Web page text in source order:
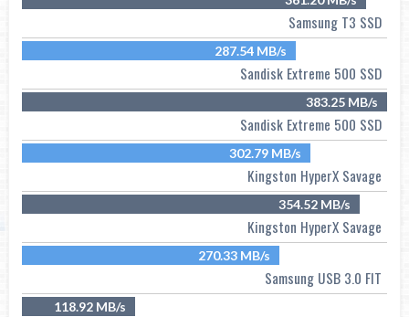
Samsung T3 SSD
287.54 MB/s
Sandisk Extreme 500 SSD
383.25 MB/s
Sandisk Extreme 500 SSD
302.79 MB/s
Kingston HyperX Savage
354.52 MB/s
Kingston HyperX Savage
270.33 MB/s
Samsung USB 3.0 FIT
118.92 MB/s